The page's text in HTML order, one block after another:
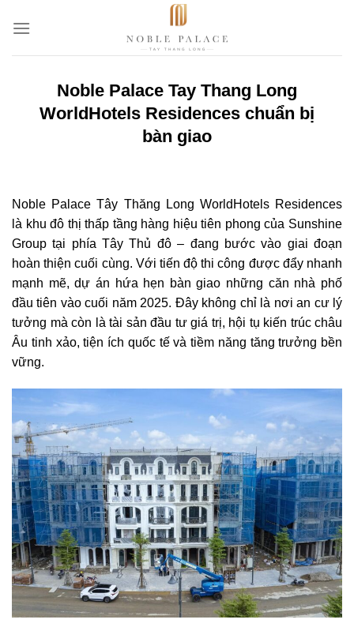
qua
Noble Palace Tay Thang Long
WorldHotels Residences chuẩn bị
bàn giao
Noble Palace Tây Thăng Long WorldHotels Residences
là khu đô thị thấp tầng hàng hiệu tiên phong của Sunshine
Group tại phía Tây Thủ đô – đang bước vào giai đoạn
hoàn thiện cuối cùng. Với tiến độ thi công được đẩy nhanh
mạnh mẽ, dự án hứa hẹn bàn giao những căn nhà phố
đầu tiên vào cuối năm 2025. Đây không chỉ là nơi an cư lý
tưởng mà còn là tài sản đầu tư giá trị, hội tụ kiến trúc châu
Âu tinh xảo, tiện ích quốc tế và tiềm năng tăng trưởng bền
vững.